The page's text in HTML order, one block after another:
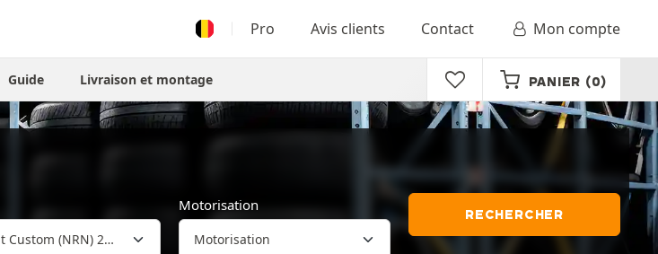
Pro Avis clients Contact Mon compte
Guide Livraison et montage PANIER (0)
Motorisation
RECHERCHER